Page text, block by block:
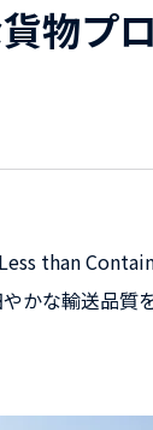
物プ
than
かな輸送品質